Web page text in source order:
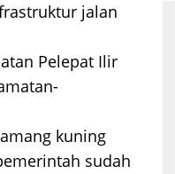
jalan
Pelepat Ilir
kuning
sudah